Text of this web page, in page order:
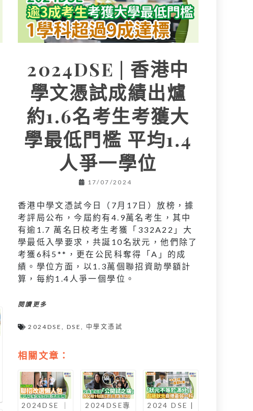
2024DSE | 香港中
學文憑試成績出爐
約1.6名考生考獲大
學最低門檻 平均1.4
人爭一學位
17/07/2024
香港中學文憑試今日（7月17日）放榜，據
考評局公布，今屆約有4.9萬名考生，其中
有逾1.7 萬名日校考生考獲「332A22」大
學最低入學要求，共誕10名狀元，他們除了
考獲6科5**，更在公民科奪得「A」的成
績。學位方面，以1.3萬個聯招資助學額計
算，每約1.4人爭一個學位。
閱讀更多
2024DSE, DSE, 中學文憑試
相關文章：
2024DSE ｜
2024DSE專
2024 DSE |